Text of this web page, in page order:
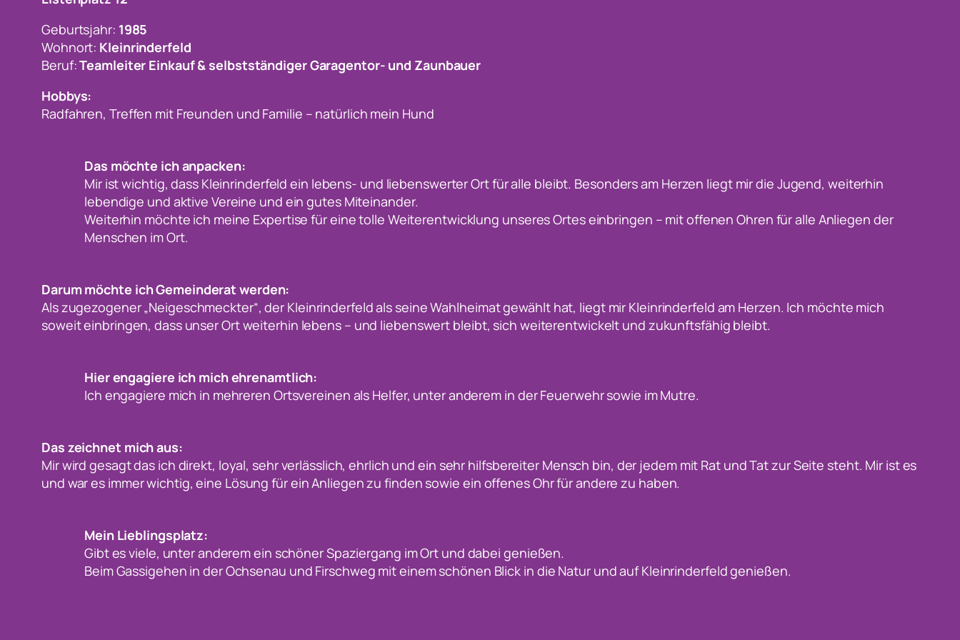
Geburtsjahr: 1985
Wohnort: Kleinrinderfeld
Beruf:Teamleiter Einkauf & selbstständiger Garagentor- und Zaunbauer
Hobbys:
Radfahren, Treffen mit Freunden und Familie – natürlich mein Hund
Das möchte ich anpacken:
Mir ist wichtig, dass Kleinrinderfeld ein lebens- und liebenswerter Ort für alle bleibt. Besonders am Herzen liegt mir die Jugend, weiterhin
lebendige und aktive Vereine und ein gutes Miteinander.
Weiterhin möchte ich meine Expertise für eine tolle Weiterentwicklung unseres Ortes einbringen – mit offenen Ohren für alle Anliegen der
Menschen im Ort.
Darum möchte ich Gemeinderat werden:
Als zugezogener „Neigeschmeckter“, der Kleinrinderfeld als seine Wahlheimat gewählt hat, liegt mir Kleinrinderfeld am Herzen. Ich möchte mich
soweit einbringen, dass unser Ort weiterhin lebens – und liebenswert bleibt, sich weiterentwickelt und zukunftsfähig bleibt.
Hier engagiere ich mich ehrenamtlich:
Ich engagiere mich in mehreren Ortsvereinen als Helfer, unter anderem in der Feuerwehr sowie im Mutre.
Das zeichnet mich aus:
Mir wird gesagt das ich direkt, loyal, sehr verlässlich, ehrlich und ein sehr hilfsbereiter Mensch bin, der jedem mit Rat und Tat zur Seite steht. Mir ist es
und war es immer wichtig, eine Lösung für ein Anliegen zu finden sowie ein offenes Ohr für andere zu haben.
Mein Lieblingsplatz:
Gibt es viele, unter anderem ein schöner Spaziergang im Ort und dabei genießen.
Beim Gassigehen in der Ochsenau und Firschweg mit einem schönen Blick in die Natur und auf Kleinrinderfeld genießen.